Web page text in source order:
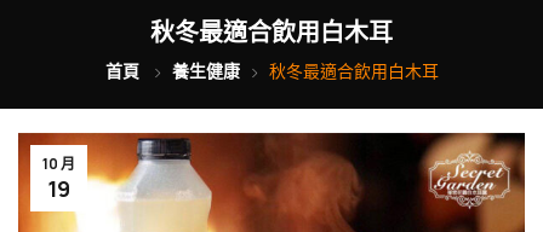
秋冬最適合飲用白木耳
首頁 養生健康 秋冬最適合飲用白木耳
10 月
19